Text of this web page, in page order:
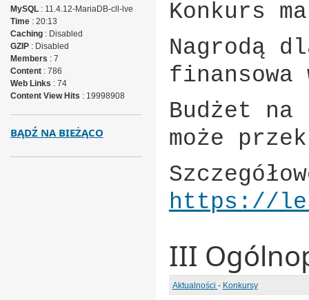
Konkurs
Nagrodą
Budżet
może
https://
III
Aktualności - Konkursy
MySQL: 11.4.12-MariaDB-cll-lve
Time: 20:13
Caching: Disabled
GZIP: Disabled
Members : 7
Content: 786
Web Links : 74
Content View Hits : 19998908
BĄDŹ NA BIEŻĄCO